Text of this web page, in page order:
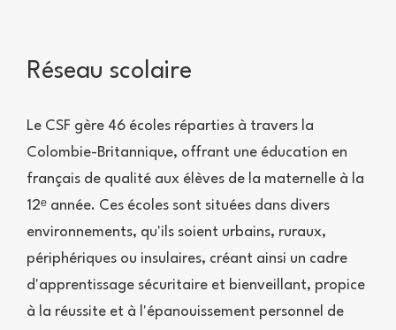
Réseau scolaire
Le CSF gère 46 écoles réparties à travers la
Colombie-Britannique, offrant une éducation en
français de qualité aux élèves de la maternelle à la
12ᵉ année. Ces écoles sont situées dans divers
environnements, qu'ils soient urbains, ruraux,
périphériques ou insulaires, créant ainsi un cadre
d'apprentissage sécuritaire et bienveillant, propice
à la réussite et à l'épanouissement personnel de